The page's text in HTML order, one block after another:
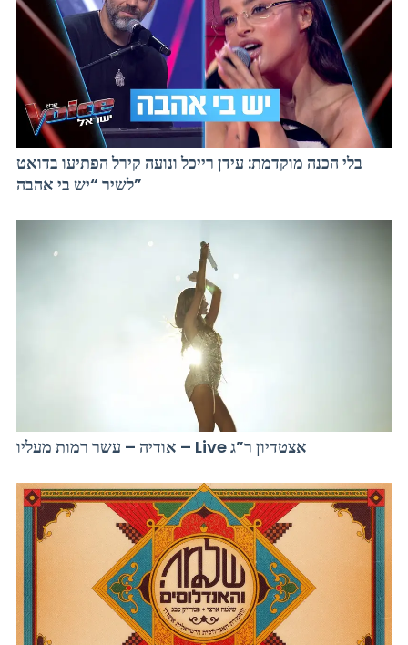
בלי הכנה מוקדמת: עידן רייכל ונועה קירל הפתיעו בדואט
לשיר “יש בי אהבה”
אודיה – עשר רמות מעליו – Live אצטדיון ר”ג